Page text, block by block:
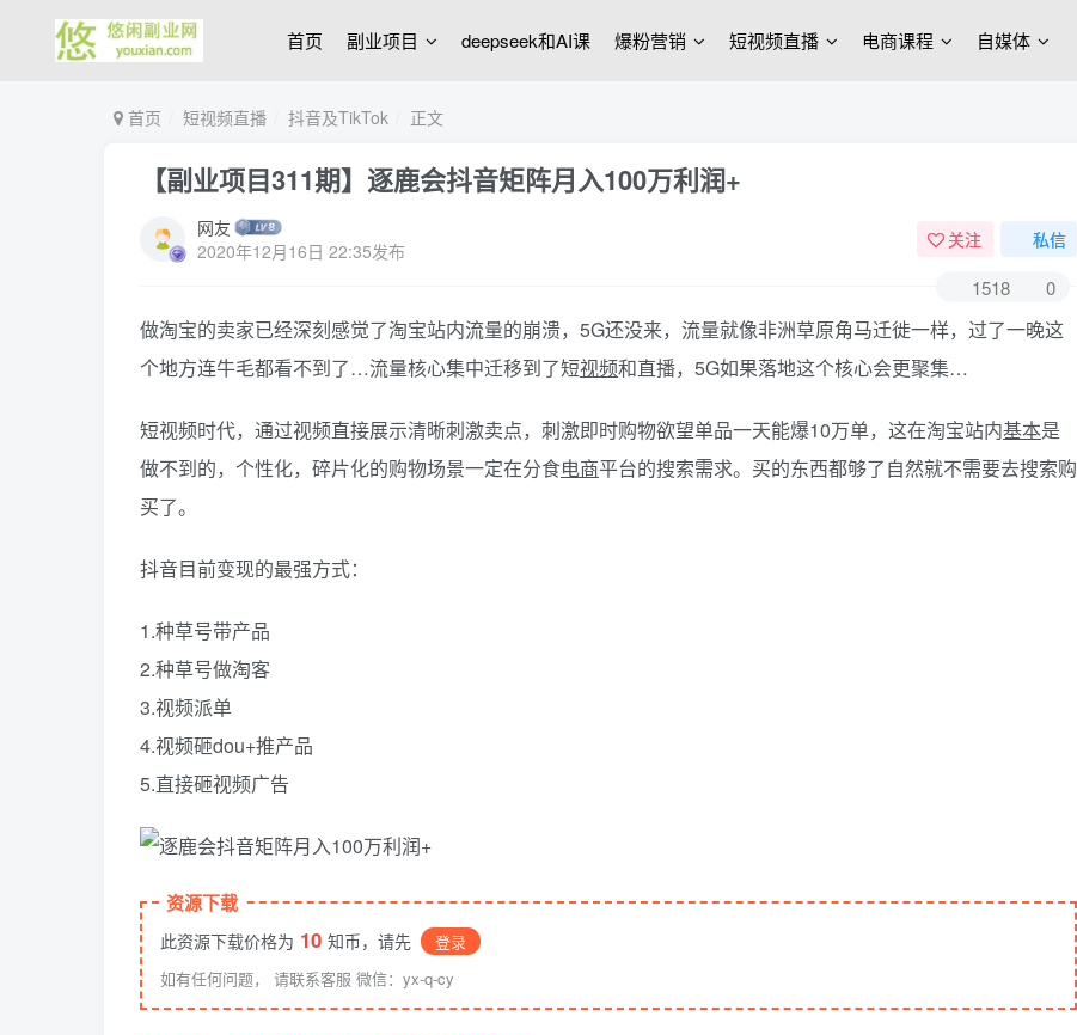
首页 副业项目 deepseek和AI课 爆粉营销 短视频直播 电商课程 自媒体
首页 短视频直播 抖音及TikTok 正文
【副业项目311期】逐鹿会抖音矩阵月入100万利润+
网友
2020年12月16日 22:35发布
关注 私信
1518 0
做淘宝的卖家已经深刻感觉了淘宝站内流量的崩溃，5G还没来，流量就像非洲草原角马迁徙一样，过了一晚这
个地方连牛毛都看不到了…流量核心集中迁移到了短视频和直播，5G如果落地这个核心会更聚集…
短视频时代，通过视频直接展示清晰刺激卖点，刺激即时购物欲望单品一天能爆10万单，这在淘宝站内基本是
做不到的，个性化，碎片化的购物场景一定在分食电商平台的搜索需求。买的东西都够了自然就不需要去搜索购
买了。
抖音目前变现的最强方式：
1.种草号带产品
2.种草号做淘客
3.视频派单
4.视频砸dou+推产品
5.直接砸视频广告
资源下载
此资源下载价格为 10 知币，请先
登录
如有任何问题， 请联系客服 微信：yx-q-cy